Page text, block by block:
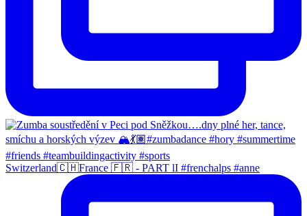
Switzerland🇨🇭France 🇫🇷 - PART lI #frenchalps #anne